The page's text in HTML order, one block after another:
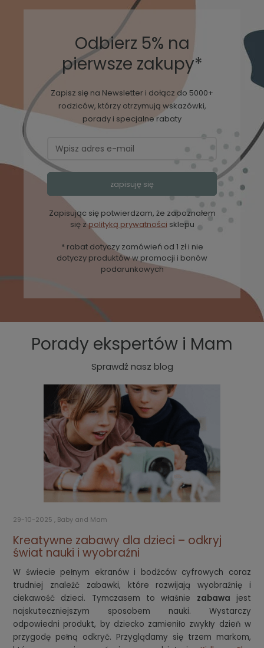
Odbierz 5% na
pierwsze zakupy*
Zapisz się na Newsletter i dołącz do 5000+
rodziców, którzy otrzymują wskazówki,
porady i specjalne rabaty
zapisuję się
Zapisując się potwierdzam, że zapoznałem
się zpolityką prywatności sklepu
* rabat dotyczy zamówień od 1 zł i nie
dotyczy produktów w promocji i bonów
podarunkowych
Porady ekspertów i Mam
Sprawdź nasz blog
29-10-2025 , Baby and Mam
Kreatywne zabawy dla dzieci – odkryj
świat nauki i wyobraźni
W świecie pełnym ekranów i bodźców cyfrowych coraz
trudniej znaleźć zabawki, które rozwijają wyobraźnię i
ciekawość dzieci. Tymczasem to właśnie zabawa jest
najskuteczniejszym sposobem nauki. Wystarczy
odpowiedni produkt, by dziecko zamieniło zwykły dzień w
przygodę pełną odkryć. Przyglądamy się trzem markom,